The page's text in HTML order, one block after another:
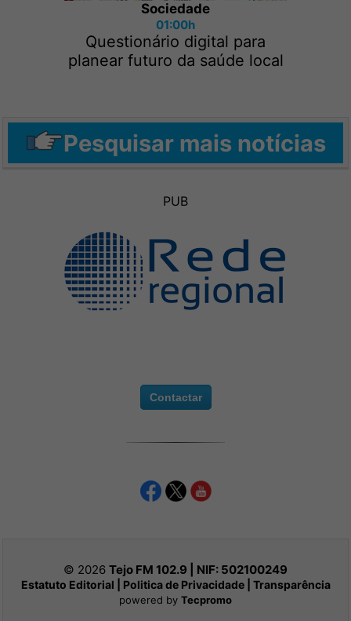
Sociedade
01:00h
Questionário digital para
planear futuro da saúde local
Pesquisar mais notícias
PUB
Contactar
© 2026 Tejo FM 102.9 | NIF: 502100249
Estatuto Editorial Politica de Privacidade| Transparência
powered by Tecpromo